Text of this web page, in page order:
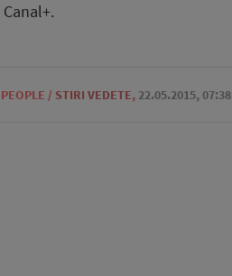
PEOPLE / STIRI VEDETE, 22.05.2015, 07:38